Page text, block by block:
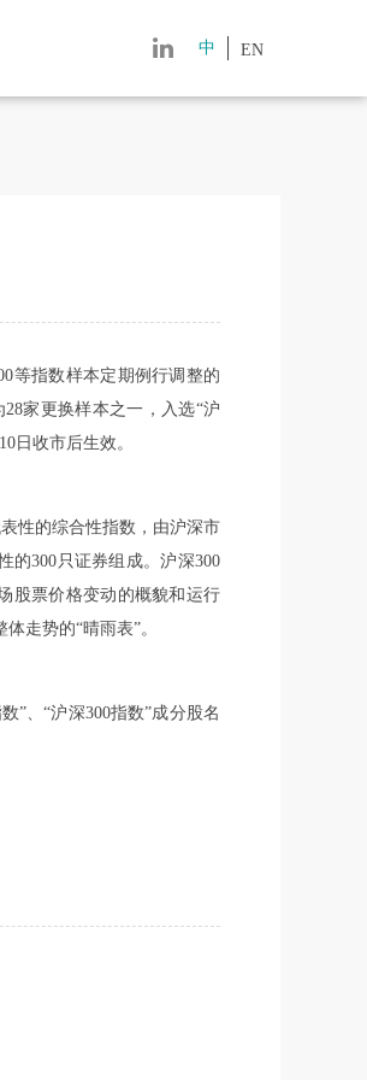
中 EN
等指数样本定期例行调整的
家更换样本之一，入选“沪
日收市后生效。
性的综合性指数，由沪深市
的300只证券组成。沪深300
股票价格变动的概貌和运行
走势的“晴雨表”。
”、“沪深300指数”成分股名